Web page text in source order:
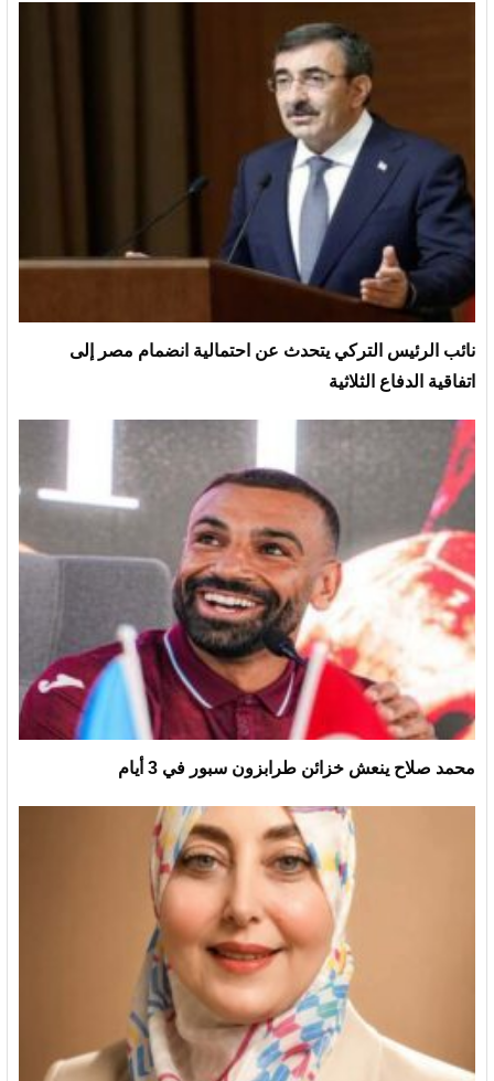
نائب الرئيس التركي يتحدث عن احتمالية انضمام مصر إلى
اتفاقية الدفاع الثلاثية
محمد صلاح ينعش خزائن طرابزون سبور في 3 أيام